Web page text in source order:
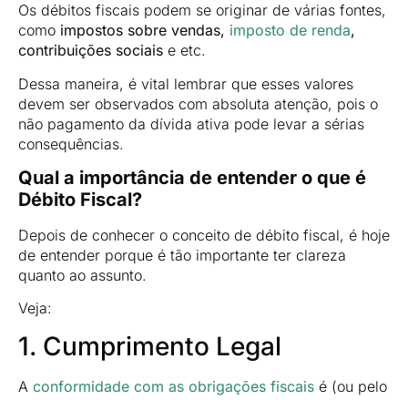
Os débitos fiscais podem se originar de várias fontes,
como impostos sobre vendas, imposto de renda,
contribuições sociais e etc.
Dessa maneira, é vital lembrar que esses valores
devem ser observados com absoluta atenção, pois o
não pagamento da dívida ativa pode levar a sérias
consequências.
Qual a importância de entender o que é
Débito Fiscal?
Depois de conhecer o conceito de débito fiscal, é hoje
de entender porque é tão importante ter clareza
quanto ao assunto.
Veja:
1. Cumprimento Legal
A conformidade com as obrigações fiscais é (ou pelo